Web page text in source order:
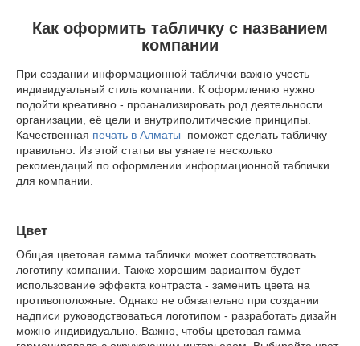
Как оформить табличку с названием
компании
При создании информационной таблички важно учесть
индивидуальный стиль компании. К оформлению нужно
подойти креативно - проанализировать род деятельности
организации, её цели и внутриполитические принципы.
Качественная печать в Алматы
поможет сделать табличку
правильно. Из этой статьи вы узнаете несколько
рекомендаций по оформлении информационной таблички
для компании.
Цвет
Общая цветовая гамма таблички может соответствовать
логотипу компании. Также хорошим вариантом будет
использование эффекта контраста - заменить цвета на
противоположные. Однако не обязательно при создании
надписи руководствоваться логотипом - разработать дизайн
можно индивидуально. Важно, чтобы цветовая гамма